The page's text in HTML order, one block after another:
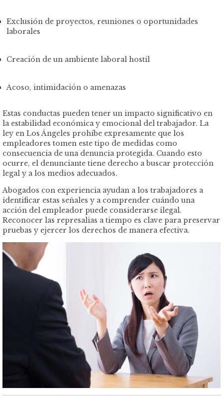
Exclusión de proyectos, reuniones o oportunidades
laborales
Creación de un ambiente laboral hostil
Acoso, intimidación o amenazas
Estas conductas pueden tener un impacto significativo en
la estabilidad económica y emocional del trabajador. La
ley en Los Ángeles prohíbe expresamente que los
empleadores tomen este tipo de medidas como
consecuencia de una denuncia protegida. Cuando esto
ocurre, el denunciante tiene derecho a buscar protección
legal y a los medios adecuados.
Abogados con experiencia ayudan a los trabajadores a
identificar estas señales y a comprender cuándo una
acción del empleador puede considerarse ilegal.
Reconocer las represalias a tiempo es clave para preservar
pruebas y ejercer los derechos de manera efectiva.